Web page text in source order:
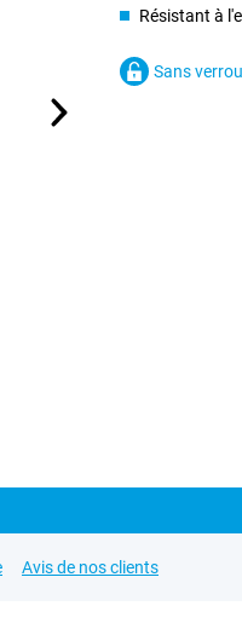
Résistant à
Sans
Avis de nos clients